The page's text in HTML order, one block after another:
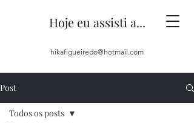
Hoje eu assisti a...
hikafigueiredo@hotmail.com
Post
Todos os posts